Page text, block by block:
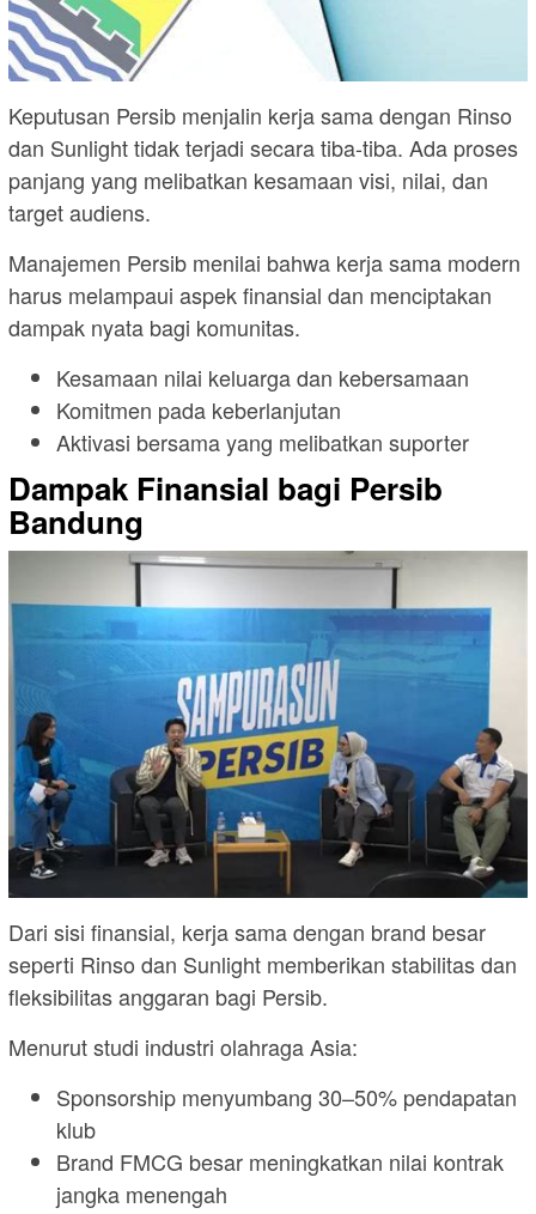
Keputusan Persib menjalin kerja sama dengan Rinso
dan Sunlight tidak terjadi secara tiba-tiba. Ada proses
panjang yang melibatkan kesamaan visi, nilai, dan
target audiens.
Manajemen Persib menilai bahwa kerja sama modern
harus melampaui aspek finansial dan menciptakan
dampak nyata bagi komunitas.
Kesamaan nilai keluarga dan kebersamaan
Komitmen pada keberlanjutan
Aktivasi bersama yang melibatkan suporter
Dampak Finansial bagi Persib
Bandung
Dari sisi finansial, kerja sama dengan brand besar
seperti Rinso dan Sunlight memberikan stabilitas dan
fleksibilitas anggaran bagi Persib.
Menurut studi industri olahraga Asia:
Sponsorship menyumbang 30–50% pendapatan
klub
Brand FMCG besar meningkatkan nilai kontrak
jangka menengah